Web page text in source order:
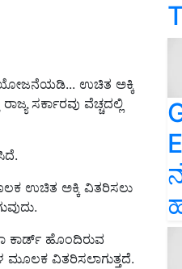
ಯೋಜನೆಯಡಿ... ಉಚಿತ ಅಕ್ಕಿ
ಸರ್ಕಾರವು ವೆಚ್ಚದಲ್ಲಿ
ಉಚಿತ ಅಕ್ಕಿ ವಿತರಿಸಲು
ಕಾರ್ಡ್ ಹೊಂದಿರುವ
ವಿತರಿಸಲಾಗುತ್ತದೆ.